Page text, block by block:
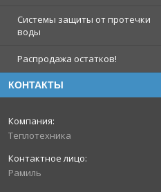
Системы защиты от протечки
воды
Распродажа остатков!
КОНТАКТЫ
Теплотехника
Рамиль